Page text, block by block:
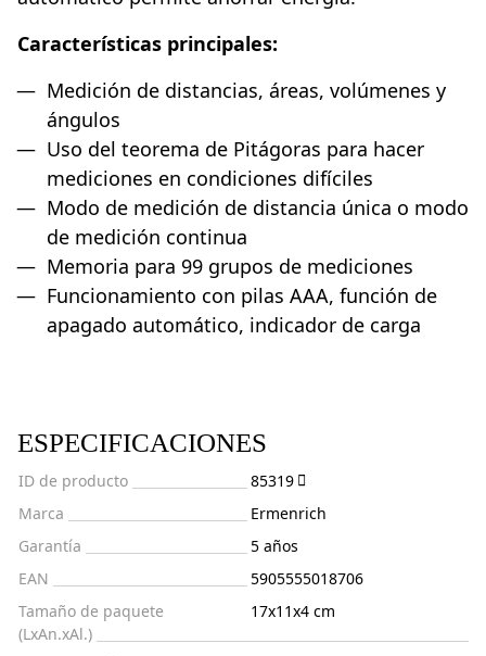
Características principales:
Medición de distancias, áreas, volúmenes y
ángulos
Uso del teorema de Pitágoras para hacer
mediciones en condiciones difíciles
Modo de medición de distancia única o modo
de medición continua
Memoria para 99 grupos de mediciones
Funcionamiento con pilas AAA, función de
apagado automático, indicador de carga
ESPECIFICACIONES
ID de producto
85319
Marca
Ermenrich
Garantía
5 años
EAN
5905555018706
Tamaño de paquete
(LxAn.xAl.)
17x11x4 cm